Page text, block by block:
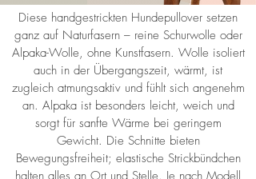
Diese handgestrickten Hundepullover setzen
ganz auf Naturfasern – reine Schurwolle oder
Alpaka-Wolle, ohne Kunstfasern. Wolle isoliert
auch in der Übergangszeit, wärmt, ist
zugleich atmungsaktiv und fühlt sich angenehm
an. Alpaka ist besonders leicht, weich und
sorgt für sanfte Wärme bei geringem
Gewicht. Die Schnitte bieten
Bewegungsfreiheit; elastische Strickbündchen